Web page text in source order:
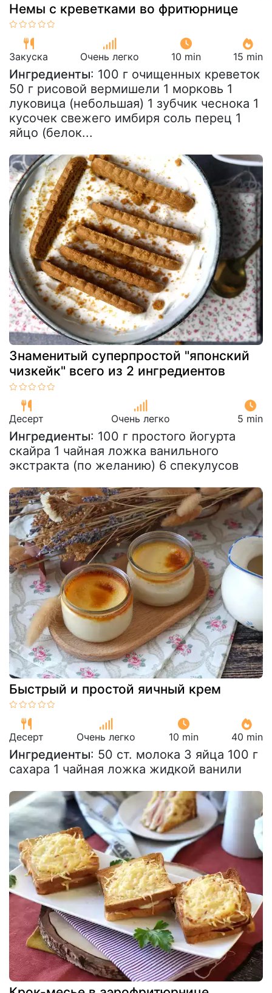
Немы с креветками во фритюрнице
Закуска Очень легко 10 min 15 min
Ингредиенты: 100 г очищенных креветок
50 г рисовой вермишели 1 морковь 1
луковица (небольшая) 1 зубчик чеснока 1
кусочек свежего имбиря соль перец 1
яйцо (белок...
Знаменитый суперпростой "японский
чизкейк" всего из 2 ингредиентов
Десерт Очень легко 5 min
Ингредиенты: 100 г простого йогурта
скайра 1 чайная ложка ванильного
экстракта (по желанию) 6 спекулусов
Быстрый и простой яичный крем
Десерт Очень легко 10 min 40 min
Ингредиенты: 50 ст. молока 3 яйца 100 г
сахара 1 чайная ложка жидкой ванили